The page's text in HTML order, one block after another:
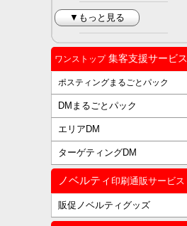
▼もっと見る
ワンストップ集客支援サービス
ポスティングまるごとパック
DMまるごとパック
エリアDM
ターゲティングDM
ノベルティ 印刷通販サービス
販促ノベルティグッズ